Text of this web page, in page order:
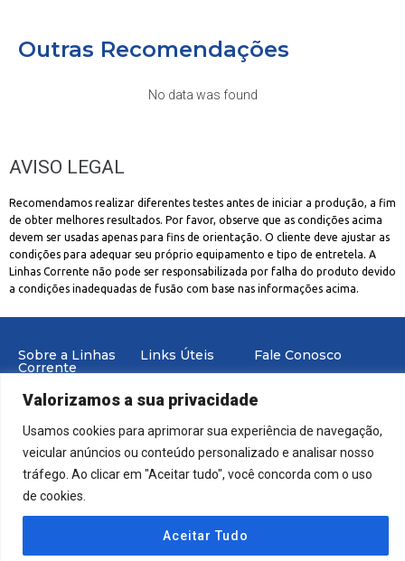
Valorizamos a sua privacidade
Usamos cookies para aprimorar sua experiência de navegação,
veicular anúncios ou conteúdo personalizado e analisar nosso
tráfego. Ao clicar em "Aceitar tudo", você concorda com o uso
de cookies.
Aceitar Tudo
Outras Recomendações
No data was found
AVISO LEGAL
Recomendamos realizar diferentes testes antes de iniciar a produção, a fim
de obter melhores resultados. Por favor, observe que as condições acima
devem ser usadas apenas para fins de orientação. O cliente deve ajustar as
condições para adequar seu próprio equipamento e tipo de entretela. A
Linhas Corrente não pode ser responsabilizada por falha do produto devido
a condições inadequadas de fusão com base nas informações acima.
Sobre a Linhas
Corrente
Trabalhe Conosco
Links Úteis
Produtos
Suporte
Fale Conosco
© 2023 | Todos os Direitos Reservados Linhas Corrente
Desenvolvido | Linhas Corrente